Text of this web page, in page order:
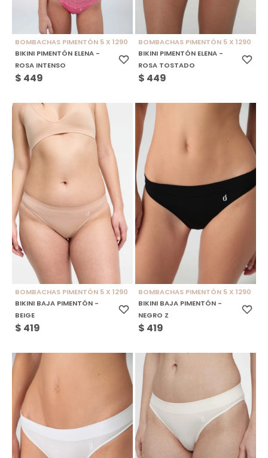
BOMBACHAS PIMENTÓN 5 X 1290
BIKINI PIMENTÓN ELENA -
ROSA INTENSO
$ 449
BOMBACHAS PIMENTÓN 5 X 1290
BIKINI PIMENTÓN ELENA -
ROSA TOSTADO
$ 449
BOMBACHAS PIMENTÓN 5 X 1290
BIKINI BAJA PIMENTÓN -
BEIGE
$ 419
BOMBACHAS PIMENTÓN 5 X 1290
BIKINI BAJA PIMENTÓN -
NEGRO Z
$ 419